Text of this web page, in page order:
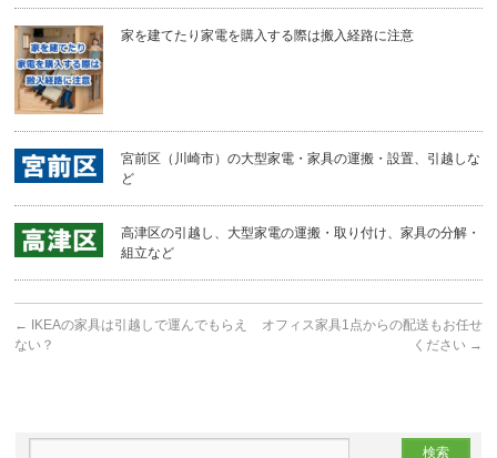
家を建てたり家電を購入する際は搬入経路に注意
宮前区（川崎市）の大型家電・家具の運搬・設置、引越しな
ど
高津区の引越し、大型家電の運搬・取り付け、家具の分解・
組立など
←
IKEAの家具は引越しで運んでもらえ
ない？
オフィス家具1点からの配送もお任せ
ください →